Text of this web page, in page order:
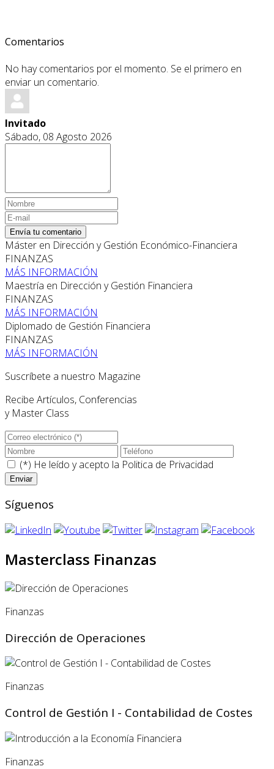
Comentarios
No hay comentarios por el momento. Se el primero en
enviar un comentario.
Invitado
Sábado, 08 Agosto 2026
Envía tu comentario
Máster en Dirección y Gestión Económico-Financiera
FINANZAS
MÁS INFORMACIÓN
Maestría en Dirección y Gestión Financiera
FINANZAS
MÁS INFORMACIÓN
Diplomado de Gestión Financiera
FINANZAS
MÁS INFORMACIÓN
Suscríbete a nuestro Magazine
Recibe Artículos, Conferencias
y Master Class
(*) He leído y acepto la Politica de Privacidad
Síguenos
Masterclass Finanzas
Finanzas
Dirección de Operaciones
Finanzas
Control de Gestión I - Contabilidad de Costes
Finanzas